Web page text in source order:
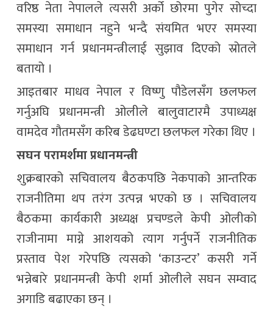
वरिष्ठ नेता नेपालले त्यसरी अर्को छोरमा पुगेर सोच्दा
समस्या समाधान नहुने भन्दै संयमित भएर समस्या
समाधान गर्न प्रधानमन्त्रीलाई सुझाव दिएको स्रोतले
बतायो ।
आइतबार माधव नेपाल र विष्णु पौडेलसँग छलफल
गर्नुअघि प्रधानमन्त्री ओलीले बालुवाटारमै उपाध्यक्ष
वामदेव गौतमसँग करिब डेढघण्टा छलफल गरेका थिए ।
सघन परामर्शमा प्रधानमन्त्री
शुक्रबारको सचिवालय बैठकपछि नेकपाको आन्तरिक
राजनीतिमा थप तरंग उत्पन्न भएको छ । सचिवालय
बैठकमा कार्यकारी अध्यक्ष प्रचण्डले केपी ओलीको
राजीनामा माग्ने आशयको त्याग गर्नुपर्ने राजनीतिक
प्रस्ताव पेश गरेपछि त्यसको ‘काउन्टर’ कसरी गर्ने
भन्नेबारे प्रधानमन्त्री केपी शर्मा ओलीले सघन सम्वाद
अगाडि बढाएका छन् ।